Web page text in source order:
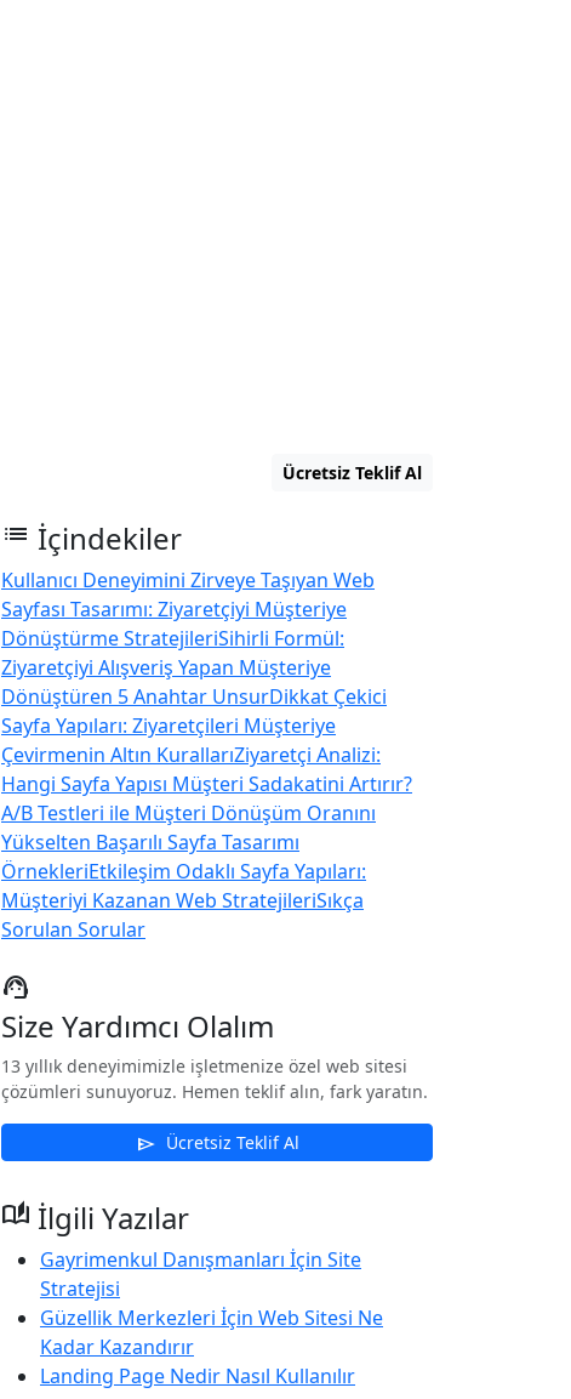
Ücretsiz Teklif Al
list İçindekiler
Kullanıcı Deneyimini Zirveye Taşıyan Web
Sayfası Tasarımı: Ziyaretçiyi Müşteriye
Dönüştürme StratejileriSihirli Formül:
Ziyaretçiyi Alışveriş Yapan Müşteriye
Dönüştüren 5 Anahtar UnsurDikkat Çekici
Sayfa Yapıları: Ziyaretçileri Müşteriye
Çevirmenin Altın KurallarıZiyaretçi Analizi:
Hangi Sayfa Yapısı Müşteri Sadakatini Artırır?
A/B Testleri ile Müşteri Dönüşüm Oranını
Yükselten Başarılı Sayfa Tasarımı
ÖrnekleriEtkileşim Odaklı Sayfa Yapıları:
Müşteriyi Kazanan Web StratejileriSıkça
Sorulan Sorular
support_agent
Size Yardımcı Olalım
13 yıllık deneyimimizle işletmenize özel web sitesi
çözümleri sunuyoruz. Hemen teklif alın, fark yaratın.
send Ücretsiz Teklif Al
auto_stories İlgili Yazılar
Gayrimenkul Danışmanları İçin Site
Stratejisi
Güzellik Merkezleri İçin Web Sitesi Ne
Kadar Kazandırır
Landing Page Nedir Nasıl Kullanılır